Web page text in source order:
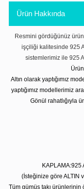
Ürün Hakkında
Resmini gördüğünüz ürün
işçiliği kalitesinde 925
sistemlerimiz ile 925
Altın olarak yaptığımız
yaptığımız modellerimiz
Gönül rahatlığıyla
(İsteğinize göre ALTIN
Tüm gümüş takı ürünlerinin